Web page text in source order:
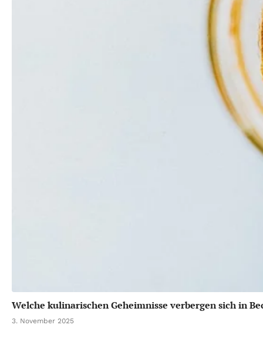
Welche kulinarischen Geheimnisse verbergen sich in
3. November 2025